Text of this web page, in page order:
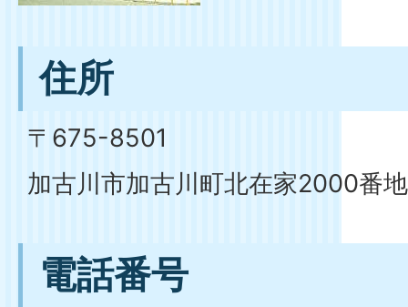
住所
〒675-8501
加古川市加古川町北在家2000番地
電話番号